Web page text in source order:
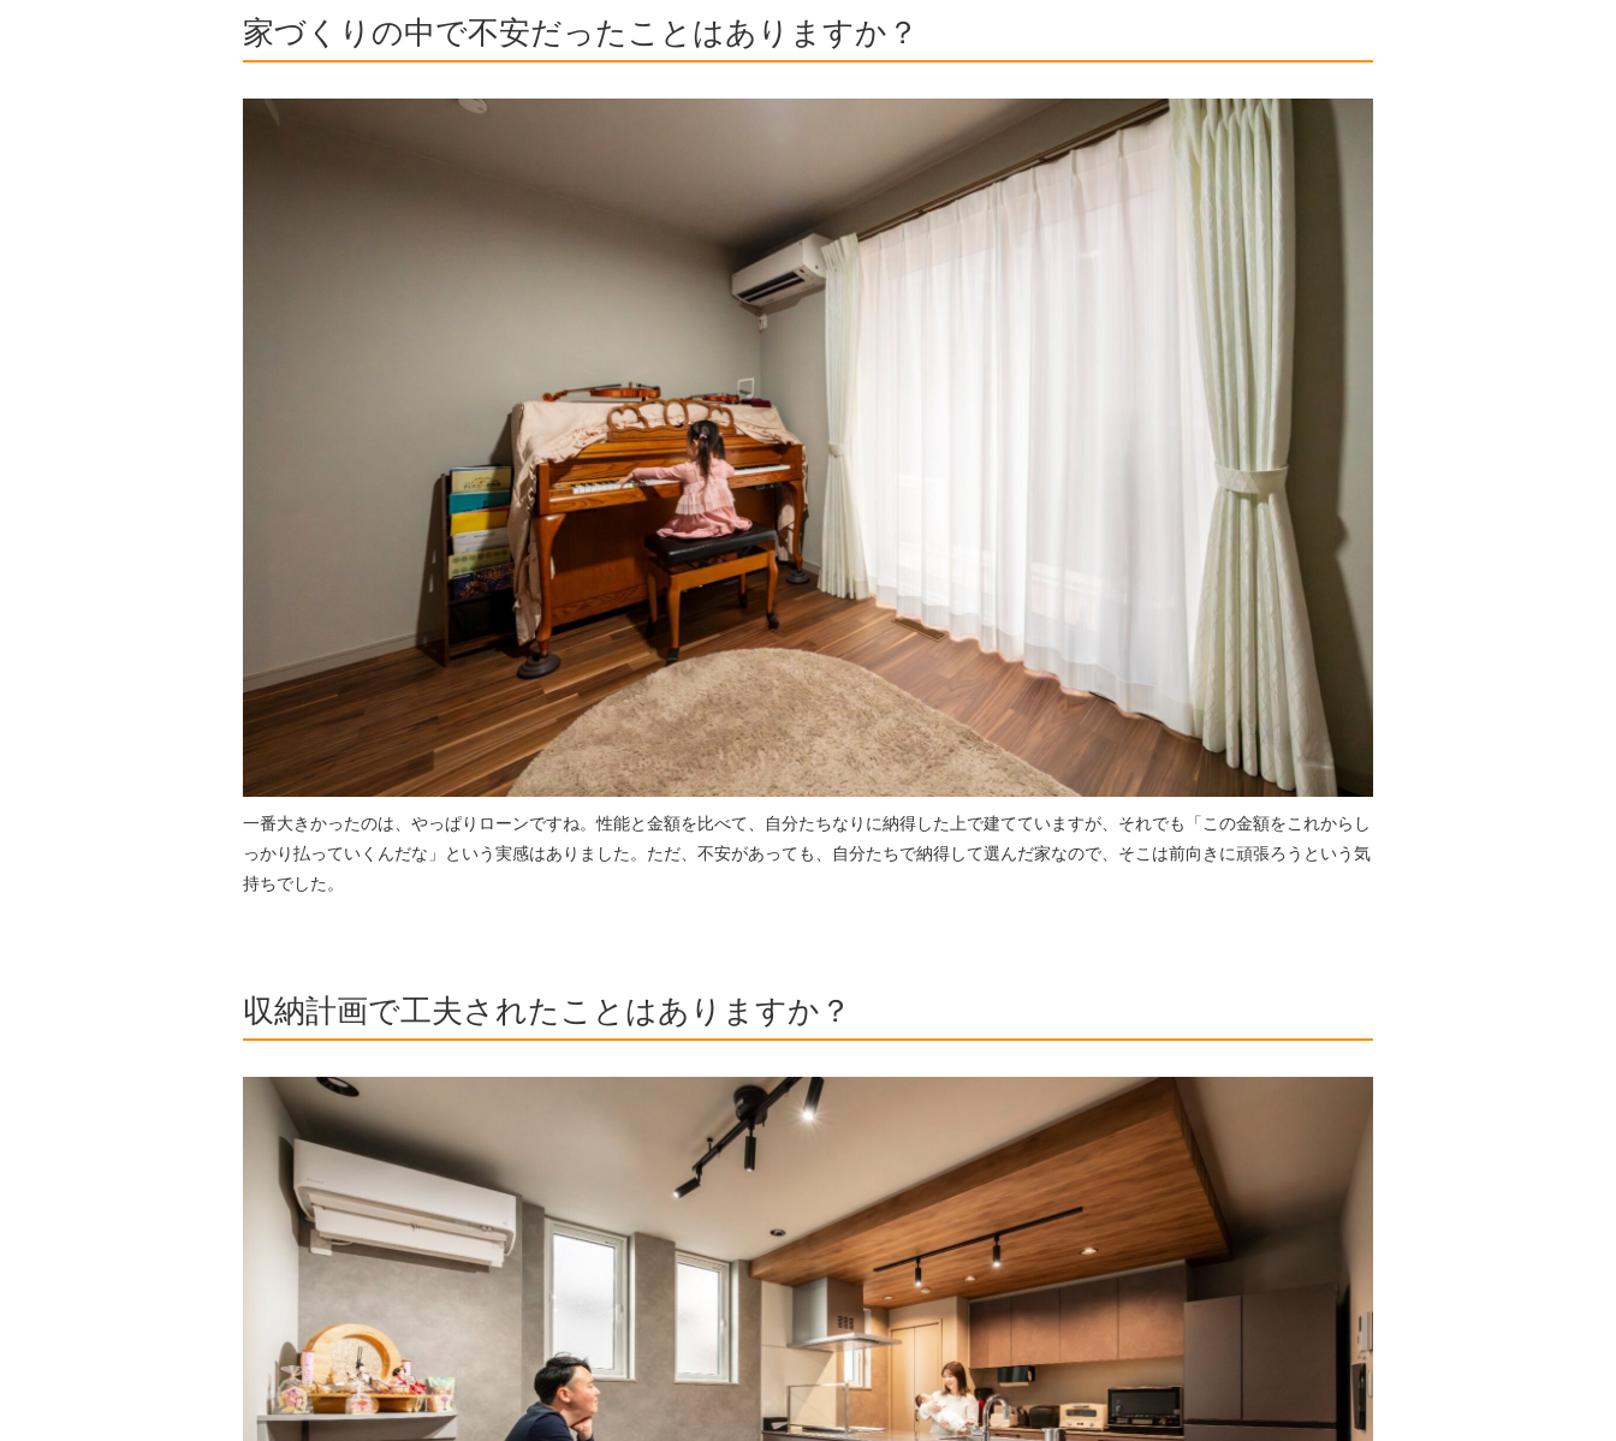
家づくりの中で不安だったことはありますか？
一番大きかったのは、やっぱりローンですね。性能と金額を比べて、自分たちなりに納得した上で建てていますが、それでも「この金額をこれからし
っかり払っていくんだな」という実感はありました。ただ、不安があっても、自分たちで納得して選んだ家なので、そこは前向きに頑張ろうという気
持ちでした。
収納計画で工夫されたことはありますか？